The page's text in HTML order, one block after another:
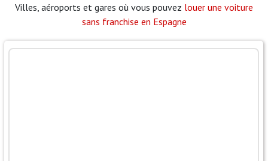
Villes, aéroports et gares où vous pouvez louer une voiture
sans franchise en Espagne